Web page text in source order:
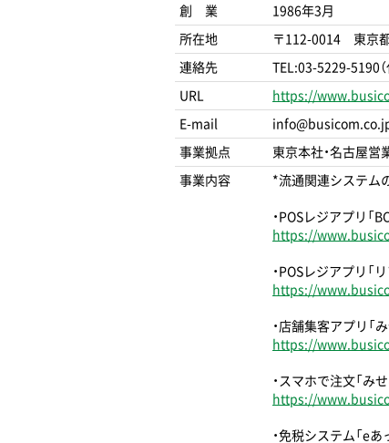
創 業 1986年3月
所在地 〒112-0014 東京
連絡先 TEL:03-5229-5190
URL https://
E-mail
事業拠点 東京本社・名古屋営
事業内容 *流通関連システム
・POSレジアプリ「
https://
・POSレジアプリ「リ
https://
・店舗集客アプリ「み
https://
・スマホで注文「み
https://
・免税システム「eあ